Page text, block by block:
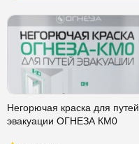
Негорючая краска для путей
эвакуации ОГНЕЗА КМ0